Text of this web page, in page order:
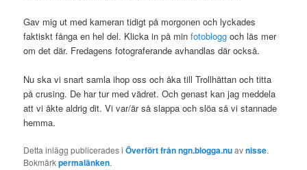
Gav mig ut med kameran tidigt på morgonen och lyckades
faktiskt fånga en hel del. Klicka in på minfotoblogg och läs mer
om det där. Fredagens fotograferande avhandlas där också.
Nu ska vi snart samla ihop oss och åka till Trollhättan och titta
på crusing. De har tur med vädret. Och genast kan jag meddela
att vi åkte aldrig dit. Vi var/är så slappa och slöa så vi stannade
hemma.
Detta inlägg publicerades iÖverfört från ngn.blogga.nuavnisse.
Bokmärkpermalänken.